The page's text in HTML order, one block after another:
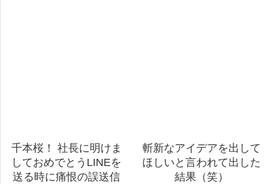
千本桜！ 社長に明けま
しておめでとうLINEを
送る時に痛恨の誤送信
斬新なアイデアを出して
ほしいと言われて出した
結果（笑）